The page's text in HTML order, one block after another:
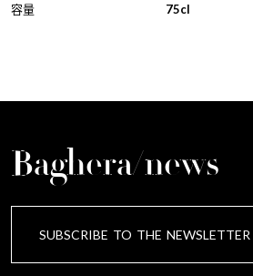
容量
75cl
Baghera/news
SUBSCRIBE TO THE NEWSLETTER